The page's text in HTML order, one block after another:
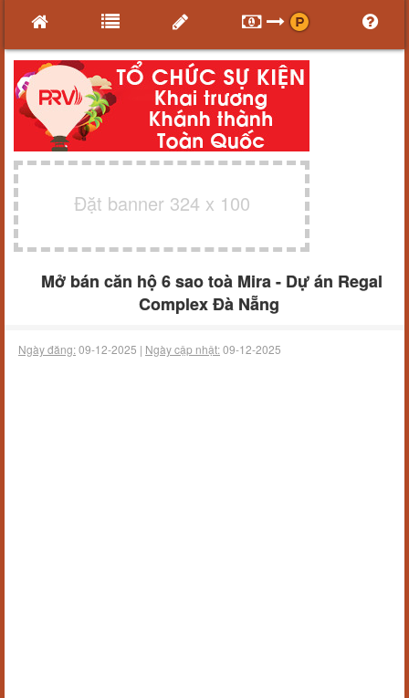
Đặt banner 324 x 100
Mở bán căn hộ 6 sao toà Mira - Dự án Regal
Complex Đà Nẵng
Ngày đăng:09-12-2025 | Ngày cập nhật:09-12-2025